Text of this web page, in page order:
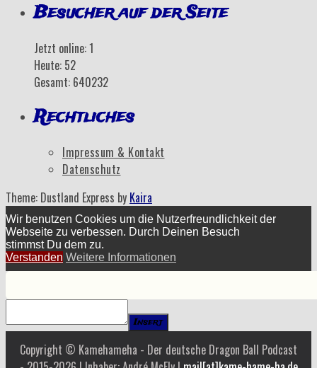
Besucher auf der Seite
Jetzt online: 1
Heute: 52
Gesamt: 640232
Rechtliches
Impressum & Kontakt
Datenschutz
Theme: Dustland Express by Kaira
Wir benutzen Cookies um die Nutzerfreundlichkeit der
Webseite zu verbessen. Durch Deinen Besuch
stimmst Du dem zu.
Verstanden Weitere Informationen
Insert
Copyright © Kamehameha - Der deutsche Dragon Ball Podcast